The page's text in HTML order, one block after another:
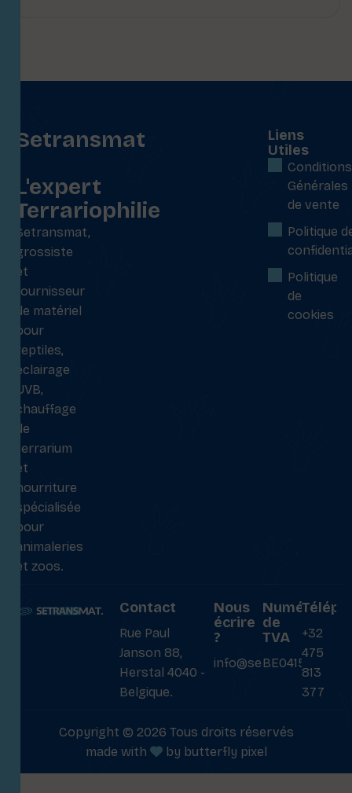
Setransmat
L'expert
Terrariophilie
Setransmat,
grossiste
et
fournisseur
de matériel
pour
reptiles,
éclairage
UVB,
chauffage
de
terrarium
et
nourriture
spécialisée
pour
animaleries
et zoos.
Liens
Utiles
Conditions
Générales
de vente
Politique
Politique
de
cookies
Contact
Rue Paul
Janson 88,
Herstal 4040 -
Belgique.
Nous
écrire
?
info@setransmat.com
Numéro
de
TVA
BE0415027069
+32
475
813
377
Copyright © 2026 Tous droits réservés
made with
by butterfly pixel